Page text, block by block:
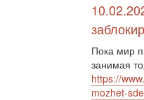
Пока мир
занимая
https://
mozhet-